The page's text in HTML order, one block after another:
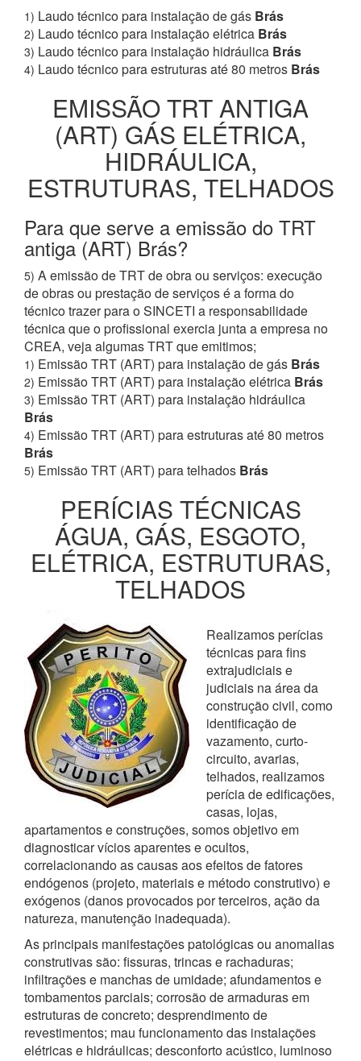
1) Laudo técnico para instalação de gás Brás
2) Laudo técnico para instalação elétrica Brás
3) Laudo técnico para instalação hidráulica Brás
4) Laudo técnico para estruturas até 80 metros Brás
EMISSÃO TRT ANTIGA
(ART) GÁS ELÉTRICA,
HIDRÁULICA,
ESTRUTURAS, TELHADOS
Para que serve a emissão do TRT
antiga (ART) Brás?
5) A emissão de TRT de obra ou serviços: execução
de obras ou prestação de serviços é a forma do
técnico trazer para o SINCETI a responsabilidade
técnica que o profissional exercia junta a empresa no
CREA, veja algumas TRT que emitimos;
1) Emissão TRT (ART) para instalação de gás Brás
2) Emissão TRT (ART) para instalação elétrica Brás
3) Emissão TRT (ART) para instalação hidráulica
Brás
4) Emissão TRT (ART) para estruturas até 80 metros
Brás
5) Emissão TRT (ART) para telhados Brás
PERÍCIAS TÉCNICAS
ÁGUA, GÁS, ESGOTO,
ELÉTRICA, ESTRUTURAS,
TELHADOS
Realizamos perícias
técnicas para fins
extrajudiciais e
judiciais na área da
construção civil, como
identificação de
vazamento, curto-
circuito, avarias,
telhados, realizamos
perícia de edificações,
casas, lojas,
apartamentos e construções, somos objetivo em
diagnosticar vícios aparentes e ocultos,
correlacionando as causas aos efeitos de fatores
endógenos (projeto, materiais e método construtivo) e
exógenos (danos provocados por terceiros, ação da
natureza, manutenção inadequada).
As principais manifestações patológicas ou anomalias
construtivas são: fissuras, trincas e rachaduras;
infiltrações e manchas de umidade; afundamentos e
tombamentos parciais; corrosão de armaduras em
estruturas de concreto; desprendimento de
revestimentos; mau funcionamento das instalações
elétricas e hidráulicas; desconforto acústico, luminoso